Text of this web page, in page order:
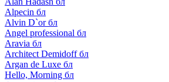
Alpecin бл
Alvin D`or бл
Angel professional бл
Aravia бл
Architect Demidoff бл
Argan de Luxe бл
Hello, Morning бл